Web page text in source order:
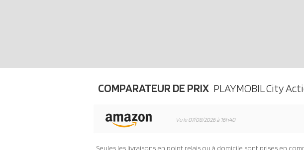
COMPARATEUR DE PRIX PLAYMOBIL City
Vu le07/08/2026 à 16h40
Seules les livraisons en point relais ou à domicile sont prises en